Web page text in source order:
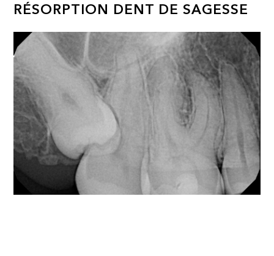
RÉSORPTION DENT DE SAGESSE